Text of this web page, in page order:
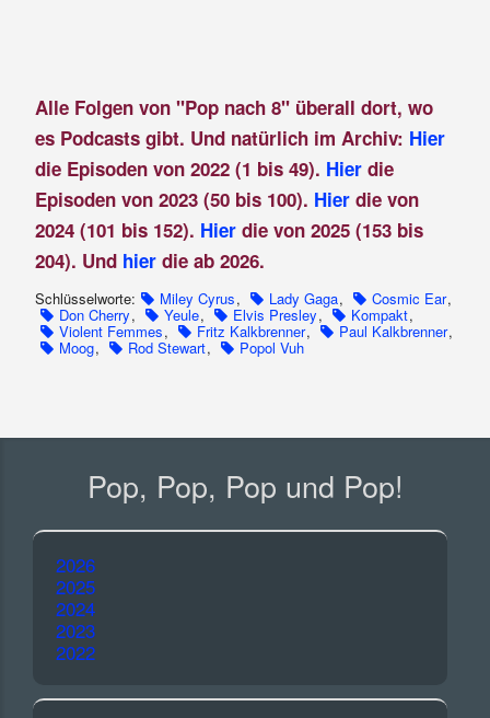
Alle Folgen von "Pop nach 8" überall dort, wo
es Podcasts gibt. Und natürlich im Archiv: Hier
die Episoden von 2022 (1 bis 49). Hierdie
Episoden von 2023 (50 bis 100). Hier die von
2024 (101 bis 152). Hier die von 2025 (153 bis
204). Und hier die ab 2026.
Schlüsselworte: Miley Cyrus, Lady Gaga, Cosmic Ear,
Don Cherry, Yeule, Elvis Presley, Kompakt,
Violent Femmes, Fritz Kalkbrenner, Paul Kalkbrenner,
Moog, Rod Stewart, Popol Vuh
Pop, Pop, Pop und Pop!
2026
2025
2024
2023
2022